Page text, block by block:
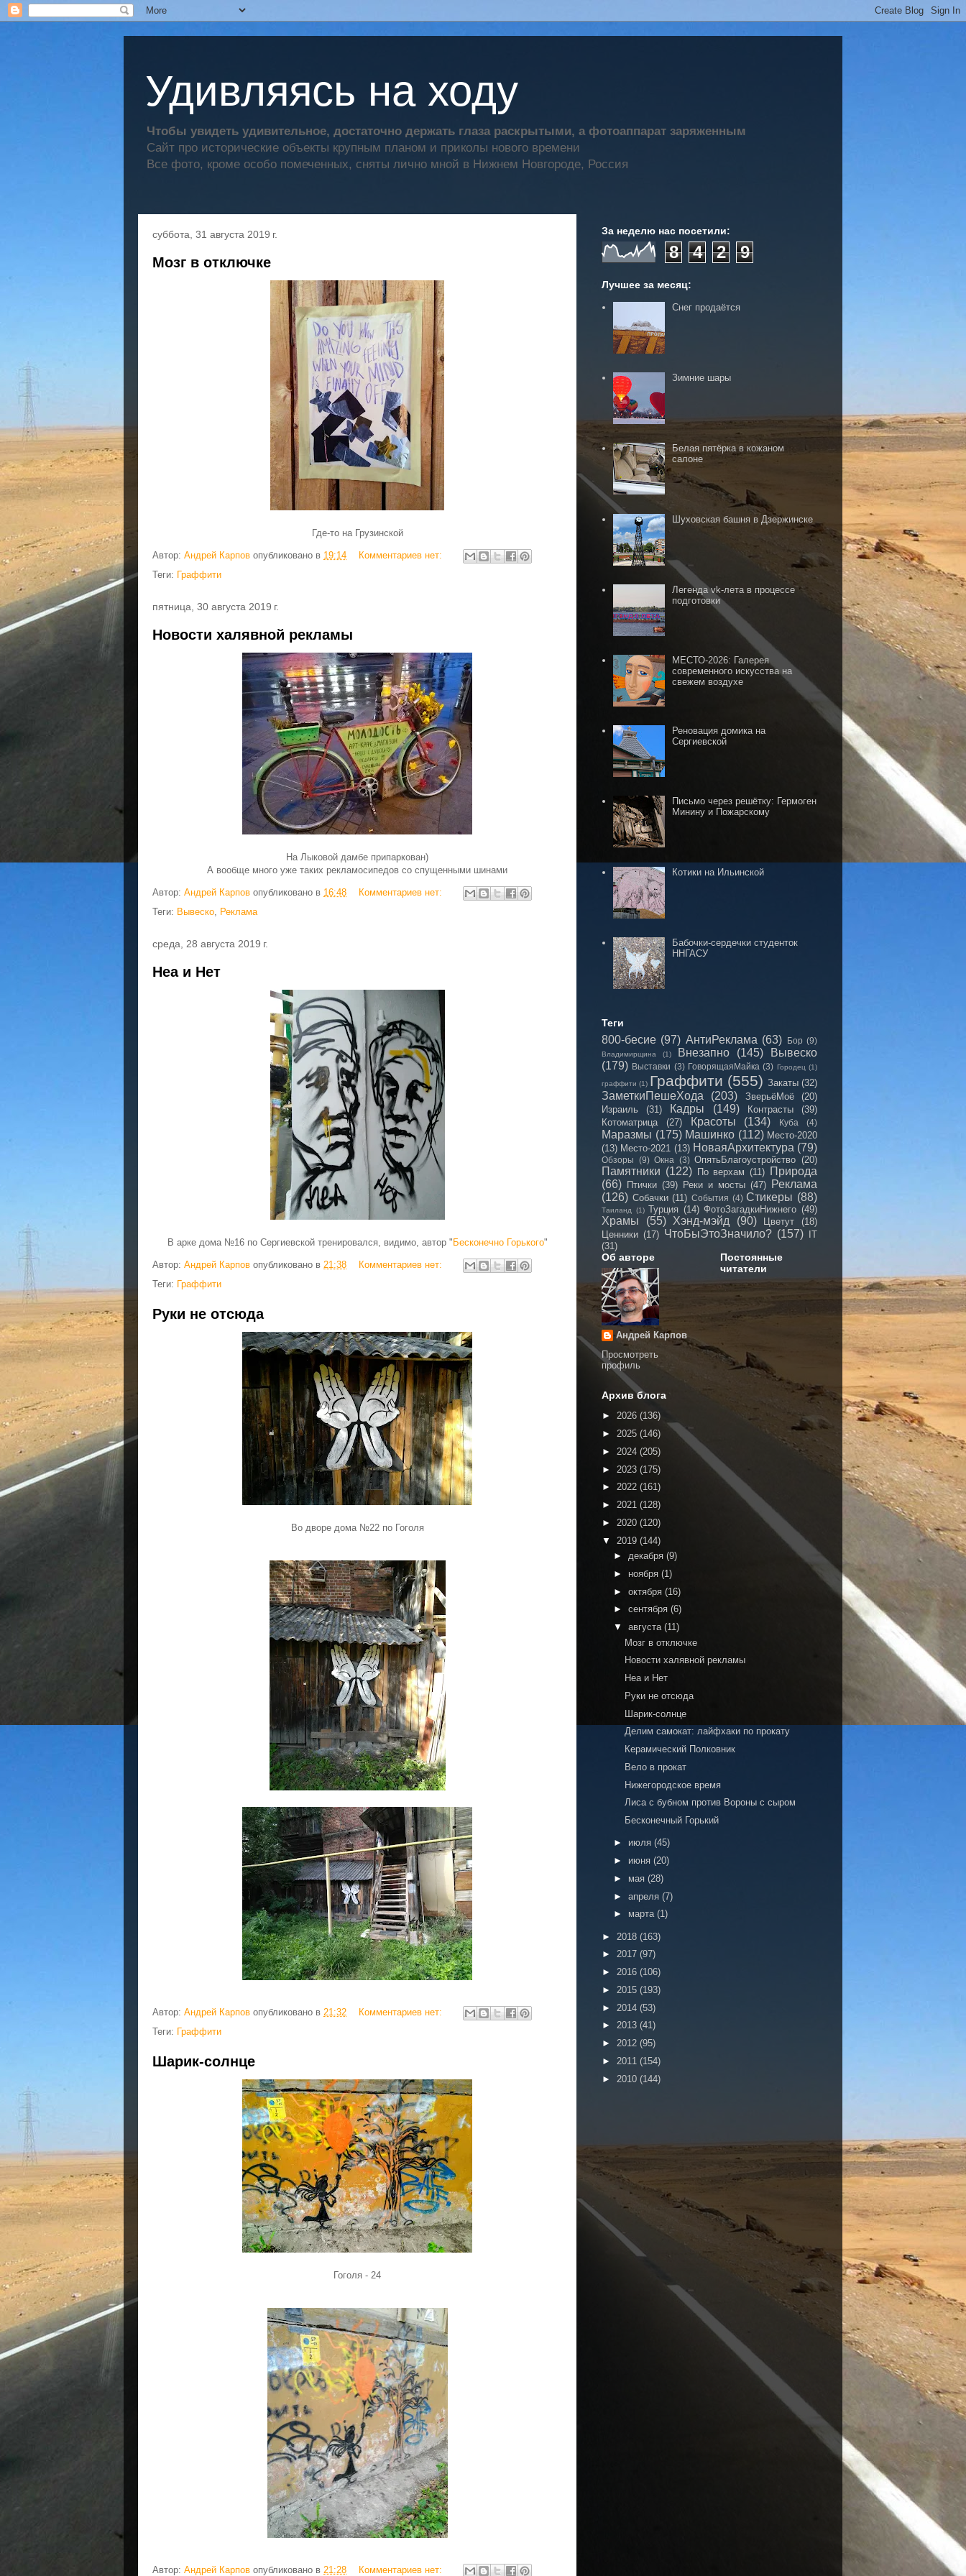
Удивляясь на ходу
Чтобы увидеть удивительное, достаточно держать глаза раскрытыми, а фотоаппарат заряженным
Сайт про исторические объекты крупным планом и приколы нового времени
Все фото, кроме особо помеченных, сняты лично мной в Нижнем Новгороде, Россия
суббота, 31 августа 2019 г.
Мозг в отключке
Где-то на Грузинской
Автор: Андрей Карпов опубликовано в 19:14
Комментариев нет:
Теги: Граффити
пятница, 30 августа 2019 г.
Новости халявной рекламы
На Лыковой дамбе припаркован)
А вообще много уже таких рекламосипедов со спущенными шинами
Автор: Андрей Карпов опубликовано в 16:48
Комментариев нет:
Теги: Вывеско, Реклама
среда, 28 августа 2019 г.
Неа и Нет
В арке дома №16 по Сергиевской тренировался, видимо, автор " Бесконечно Горького"
Автор: Андрей Карпов опубликовано в 21:38
Комментариев нет:
Теги: Граффити
Руки не отсюда
Во дворе дома №22 по Гоголя
Автор: Андрей Карпов опубликовано в 21:32
Комментариев нет:
Теги: Граффити
Шарик-солнце
Гоголя - 24
Автор: Андрей Карпов опубликовано в 21:28 Комментариев нет:
За неделю нас посетили:
8 4 2 9
Лучшее за месяц:
Снег продаётся
Зимние шары
Белая пятёрка в кожаном
салоне
Шуховская башня в Дзержинске
Легенда vk-лета в процессе
подготовки
МЕСТО-2026: Галерея
современного искусства на
свежем воздухе
Реновация домика на
Сергиевской
Письмо через решётку: Гермоген
Минину и Пожарскому
Котики на Ильинской
Бабочки-сердечки студенток
ННГАСУ
Теги
800-бесие (97) АнтиРеклама (63) Бор (9)
Владимирщина (1) Внезапно (145)
Вывеско
(179) Выставки (3) ГоворящаяМайка (3) Городец (1)
граффити (1) Граффити (555) Закаты (32)
ЗаметкиПешеХода (203) ЗверьёМоё
(20)
Израиль
(31) Кадры (149) Контрасты
(39)
Котоматрица
(27) Красоты (134) Куба (4)
Маразмы (175) Машинко (112) Место-2020
(13) Место-2021 (13) НоваяАрхитектура (79)
Обзоры (9) Окна (3) ОпятьБлагоустройство (20)
Памятники (122) По верхам (11) Природа
(66) Птички (39) Реки и мосты (47) Реклама
(126) Собачки (11) События (4) Стикеры (88)
Таиланд (1) Турция (14) ФотоЗагадкиНижнего (49)
Храмы (55) Хэнд-мэйд (90) Цветут
(18)
Ценники (17) ЧтоБыЭтоЗначило? (157)
IT
(31)
Об авторе
Андрей Карпов
Просмотреть
профиль
Постоянные
читатели
Архив блога
► 2026 (136)
► 2025 (146)
► 2024 (205)
► 2023 (175)
► 2022 (161)
► 2021 (128)
► 2020 (120)
▼ 2019 (144)
► декабря (9)
► ноября (1)
► октября (16)
► сентября (6)
▼ августа (11)
Мозг в отключке
Новости халявной рекламы
Неа и Нет
Руки не отсюда
Шарик-солнце
Делим самокат: лайфхаки по прокату
Керамический Полковник
Вело в прокат
Нижегородское время
Лиса с бубном против Вороны с сыром
Бесконечный Горький
► июля (45)
► июня (20)
► мая (28)
► апреля (7)
► марта (1)
► 2018 (163)
► 2017 (97)
► 2016 (106)
► 2015 (193)
► 2014 (53)
► 2013 (41)
► 2012 (95)
► 2011 (154)
► 2010 (144)